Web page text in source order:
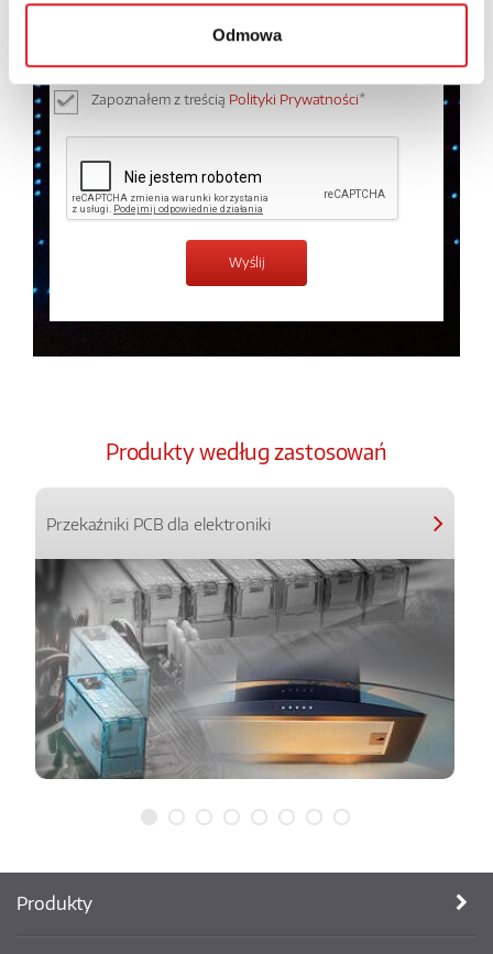
Odmowa
osobowych przez Relpol S.A. Więcej informacji na
temat przetwarzania danych osobowych w
Zapoznałem z treścią Polityki Prywatności*
Produkty według zastosowań
Przekaźniki PCB dla elektroniki
Produkty